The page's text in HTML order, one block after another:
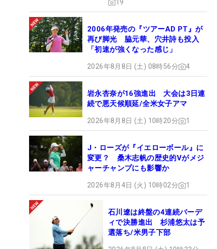
ーズカップ」で4日間60台をマークし、4位タイの
上々デビュー。その後も5度のトップ10入りを記録
するなど、初優勝は時間の問題とみられていた。
そして迎えた全英で、ついに初のトロフィーを掲げ
た。樋口久子、渋野日向子、笹生優花、古江彩佳、
西郷真央に続く日本勢6人目の快挙。小さな巨人
が、米ツアーの歴史にしっかりとその名を刻んだ。
19
2006年発売の『ツアーAD PT』が
再び脚光 脇元華、穴井詩も投入
「初速が強くなった感じ」
2026年8月8日 (土) 08時56分 4
岩永杏奈が16強進出 大会は3日連
続で悪天候順延/全米女子アマ
2026年8月8日 (土) 10時20分 1
J・ローズが『イエローボール』に
変更？ 桑木志帆の歴史的Vがメジ
ャーチャンプにも影響か
2026年8月4日 (火) 10時02分 1
石川遼は終盤の4連続バーデ
ィで決勝進出 杉浦悠太は予
選落ち/米男子下部